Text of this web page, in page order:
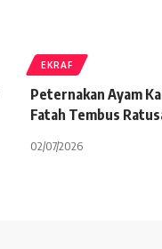
EKRAF
Peternakan Ayam
Fatah Tembus
02/07/2026